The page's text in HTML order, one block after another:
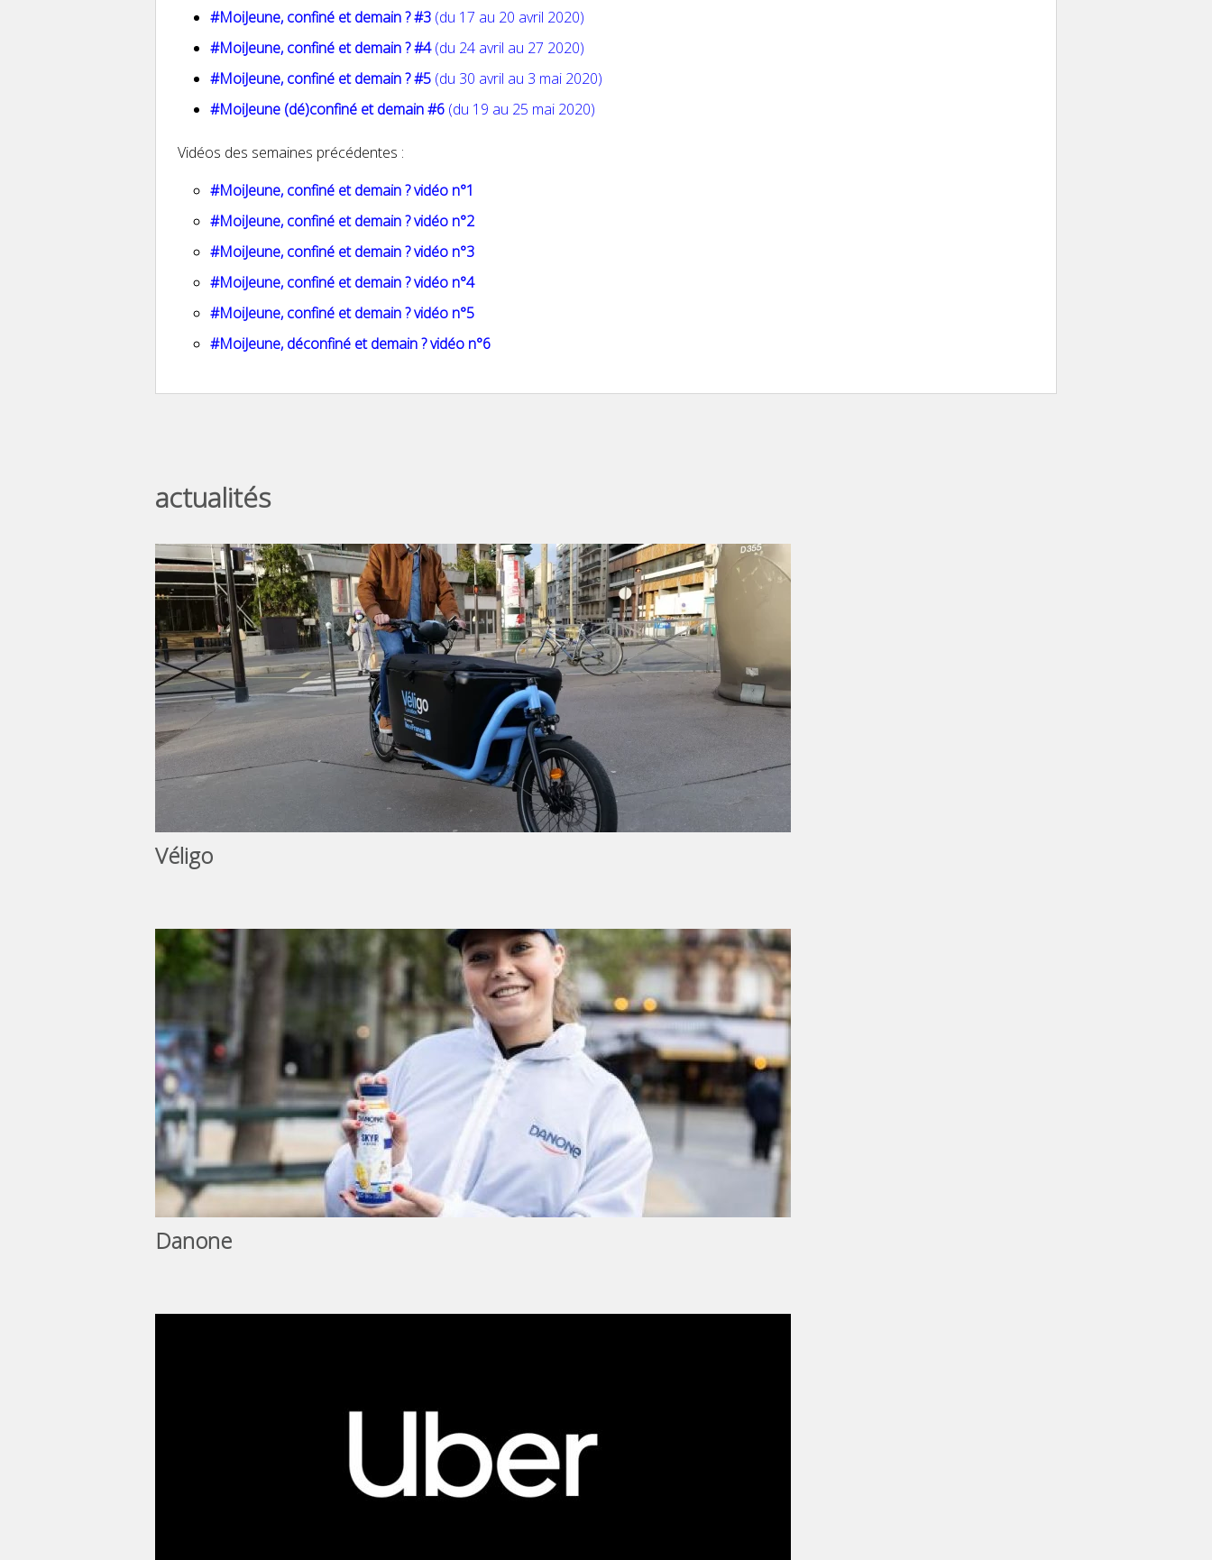
#MoiJeune, confiné et demain ? #3 (du 17 au 20 avril 2020)
#MoiJeune, confiné et demain ? #4(du 24 avril au 27 2020)
#MoiJeune, confiné et demain ? #5 (du 30 avril au 3 mai 2020)
#MoiJeune (dé)confiné et demain #6 (du 19 au 25 mai 2020)
Vidéos des semaines précédentes :
#MoiJeune, confiné et demain ? vidéo n°1
#MoiJeune, confiné et demain ? vidéo n°2
#MoiJeune, confiné et demain ? vidéo n°3
#MoiJeune, confiné et demain ? vidéo n°4
#MoiJeune, confiné et demain ? vidéo n°5
#MoiJeune, déconfiné et demain ? vidéo n°6
actualités
Véligo
Danone